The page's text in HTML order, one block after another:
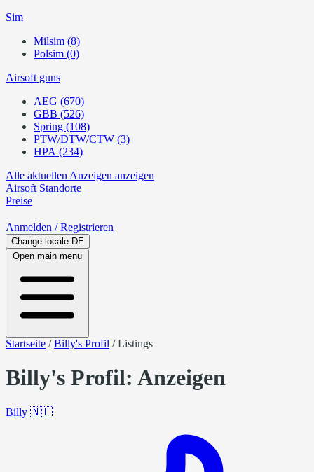
Sim
Milsim (8)
Polsim (0)
Airsoft guns
AEG (670)
GBB (526)
Spring (108)
PTW/DTW/CTW (3)
HPA (234)
Alle aktuellen Anzeigen anzeigen
Airsoft Standorte
Preise
Anmelden / Registrieren
Change locale DE
Open main menu
Startseite /Billy's Profil /Listings
Billy's Profil: Anzeigen
Billy 🇳🇱